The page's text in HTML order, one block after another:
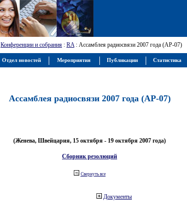
Конференции и собрания : RA: Ассамблея радиосвязи 2007 года (АР-07)
Ассамблея радиосвязи 2007 года (АР-07)
(Женева, Швейцария, 15 октября - 19 октября 2007 года)
Сборник резолюций
Свернуть все
Документы
Отдел новостей Мероприятия Публикации Статистика